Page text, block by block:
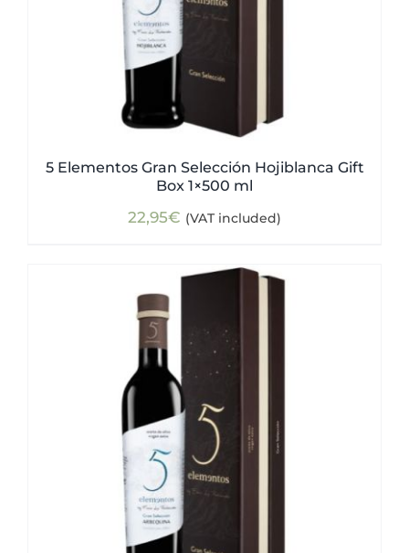
5 Elementos Gran Selección Hojiblanca Gift
Box 1×500 ml
22,95€ (VAT included)